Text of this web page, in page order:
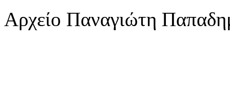
Αρχείο Παναγιώτη